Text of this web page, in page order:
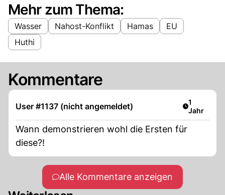
Mehr zum Thema:
Wasser Nahost-Konflikt Hamas
EU
Huthi
Kommentare
User #1137 (nicht angemeldet) Artikel
1
Jahr
Wann demonstrieren wohl die Ersten für
diese?!
Alle Kommentare anzeigen